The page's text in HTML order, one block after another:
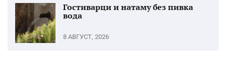
Гостиварци и натаму без пивка
вода
8 АВГУСТ, 2026